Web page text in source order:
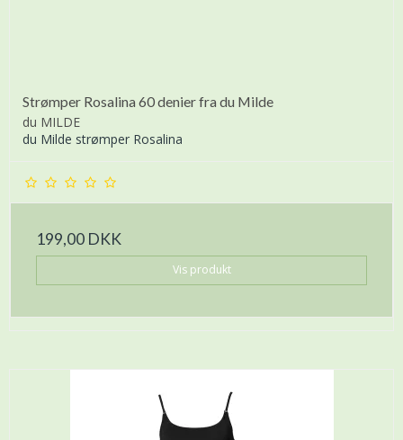
Strømper Rosalina 60 denier fra du Milde
du MILDE
du Milde strømper Rosalina
199,00 DKK
Vis produkt